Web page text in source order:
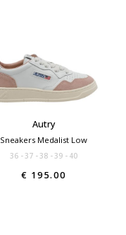
Autry
Sneakers Medalist Low
36 37 38 39 40
€ 195.00